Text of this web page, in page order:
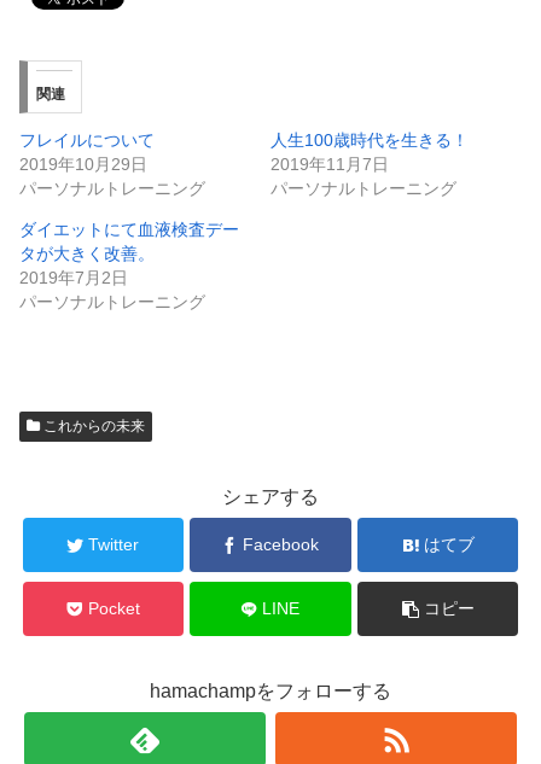
関連
フレイルについて
2019年10月29日
パーソナルトレーニング
人生100歳時代を生きる！
2019年11月7日
パーソナルトレーニング
ダイエットにて血液検査デー
タが大きく改善。
2019年7月2日
パーソナルトレーニング
これからの未来
シェアする
Twitter Facebook はてブ
Pocket LINE コピー
hamachampをフォローする